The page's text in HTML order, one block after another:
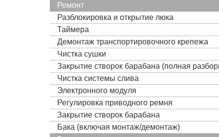
Ремонт
Разблокировка и открытие люка
Таймера
Демонтаж транспортировочного крепежа
Чистка сушки
Закрытие створок барабана (полная
Чистка системы слива
Электронного модуля
Регулировка приводного ремня
Закрытие створок барабана
Бака (включая монтаж/демонтаж)